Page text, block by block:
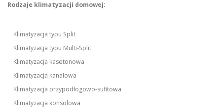
Rodzaje klimatyzacji domowej:
Klimatyzacja typu Split
Klimatyzacja typu Multi-Split
Klimatyzacja kasetonowa
Klimatyzacja kanałowa
Klimatyzacja przypodłogowo-sufitowa
Klimatyzacja konsolowa